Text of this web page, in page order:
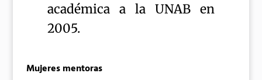
académica a la UNAB en
2005.
Mujeres mentoras